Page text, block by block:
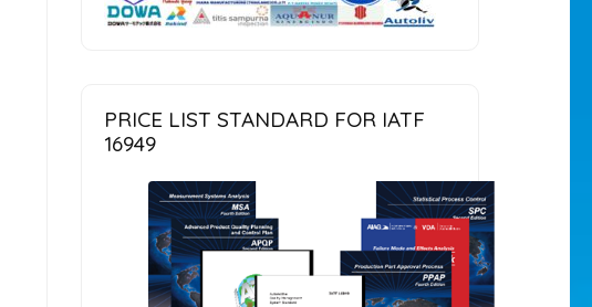
PRICE LIST STANDARD FOR IATF
16949